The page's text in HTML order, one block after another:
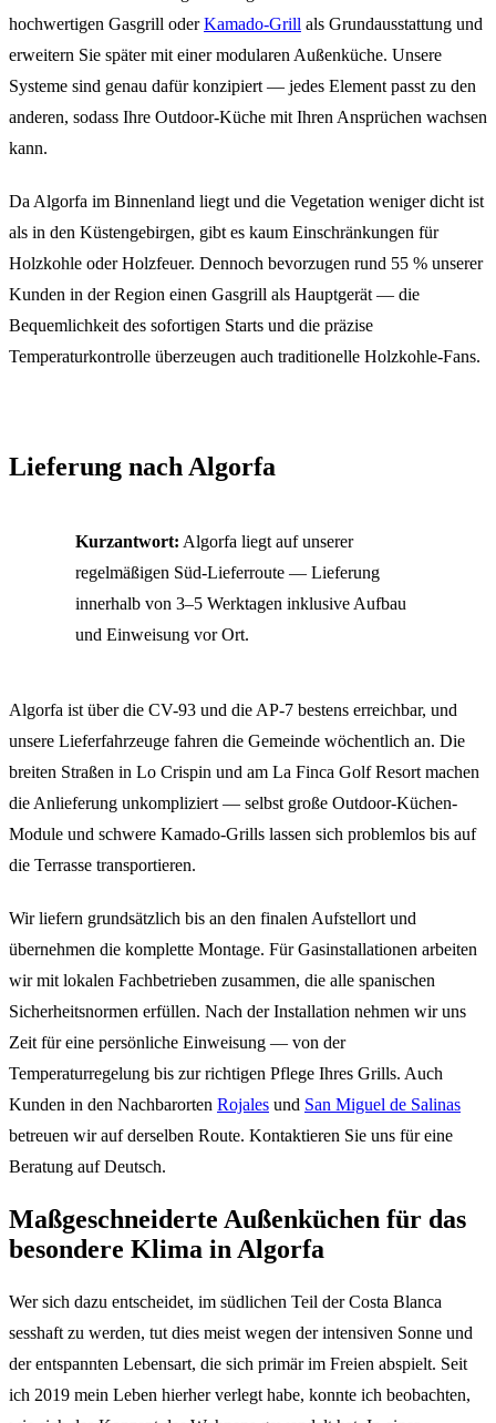
hochwertigen Gasgrill oderKamado-Grill als Grundausstattung und
erweitern Sie später mit einer modularen Außenküche. Unsere
Systeme sind genau dafür konzipiert — jedes Element passt zu den
anderen, sodass Ihre Outdoor-Küche mit Ihren Ansprüchen wachsen
kann.
Da Algorfa im Binnenland liegt und die Vegetation weniger dicht ist
als in den Küstengebirgen, gibt es kaum Einschränkungen für
Holzkohle oder Holzfeuer. Dennoch bevorzugen rund 55 % unserer
Kunden in der Region einen Gasgrill als Hauptgerät — die
Bequemlichkeit des sofortigen Starts und die präzise
Temperaturkontrolle überzeugen auch traditionelle Holzkohle-Fans.
Lieferung nach Algorfa
Kurzantwort: Algorfa liegt auf unserer
regelmäßigen Süd-Lieferroute — Lieferung
innerhalb von 3–5 Werktagen inklusive Aufbau
und Einweisung vor Ort.
Algorfa ist über die CV-93 und die AP-7 bestens erreichbar, und
unsere Lieferfahrzeuge fahren die Gemeinde wöchentlich an. Die
breiten Straßen in Lo Crispin und am La Finca Golf Resort machen
die Anlieferung unkompliziert — selbst große Outdoor-Küchen-
Module und schwere Kamado-Grills lassen sich problemlos bis auf
die Terrasse transportieren.
Wir liefern grundsätzlich bis an den finalen Aufstellort und
übernehmen die komplette Montage. Für Gasinstallationen arbeiten
wir mit lokalen Fachbetrieben zusammen, die alle spanischen
Sicherheitsnormen erfüllen. Nach der Installation nehmen wir uns
Zeit für eine persönliche Einweisung — von der
Temperaturregelung bis zur richtigen Pflege Ihres Grills. Auch
Kunden in den Nachbarorten Rojales und San Miguel de Salinas
betreuen wir auf derselben Route. Kontaktieren Sie uns für eine
Beratung auf Deutsch.
Maßgeschneiderte Außenküchen für das
besondere Klima in Algorfa
Wer sich dazu entscheidet, im südlichen Teil der Costa Blanca
sesshaft zu werden, tut dies meist wegen der intensiven Sonne und
der entspannten Lebensart, die sich primär im Freien abspielt. Seit
ich 2019 mein Leben hierher verlegt habe, konnte ich beobachten,